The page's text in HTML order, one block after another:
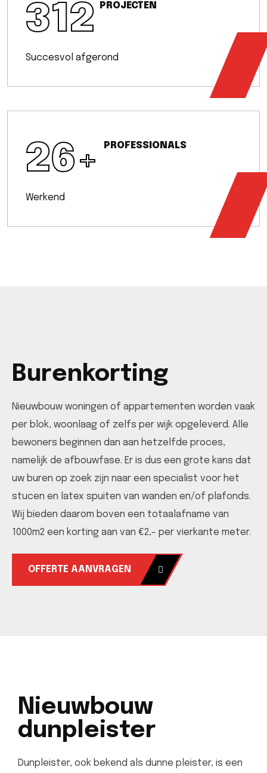
312 PROJECTEN
Succesvol afgerond
26+ PROFESSIONALS
Werkend
Burenkorting
Nieuwbouw woningen of appartementen worden vaak
per blok, woonlaag of zelfs per wijk opgeleverd. Alle
bewoners beginnen dan aan hetzelfde proces,
namelijk de afbouwfase. Er is dus een grote kans dat
uw buren op zoek zijn naar een specialist voor het
stucen en latex spuiten van wanden en/of plafonds.
Wij bieden daarom boven een totaalafname van
1000m2 een korting aan van €2,- per vierkante meter.
OFFERTE AANVRAGEN
Nieuwbouw
dunpleister
Dunpleister, ook bekend als dunne pleister, is een